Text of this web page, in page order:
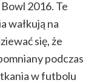
2016. Te
wałkują na
się, że
podczas
w futbolu